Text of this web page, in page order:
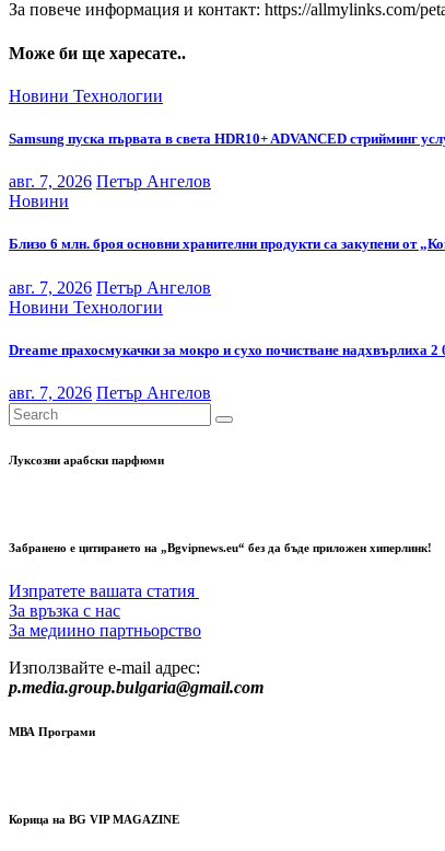
За повече информация и контакт: https://allmylinks.com/
Може би ще харесате..
Новини Технологии
Samsung пуска първата в света HDR10+ ADVANCED стрийминг
авг. 7, 2026 Петър Ангелов
Новини
Близо 6 млн. броя основни хранителни продукти са закупени от
авг. 7, 2026 Петър Ангелов
Новини Технологии
Dreame прахосмукачки за мокро и сухо почистване надхвърлиха
авг. 7, 2026 Петър Ангелов
Луксозни арабски парфюми
Забранено е цитирането на „Bgvipnews.eu“ без да бъде приложен хиперлинк!
Изпратете вашата статия
За връзка с нас
За медиино партньорство
Използвайте e-mail адрес:
p.media.group.bulgaria@gmail.com
МВА Програми
Корица на BG VIP MAGAZINE